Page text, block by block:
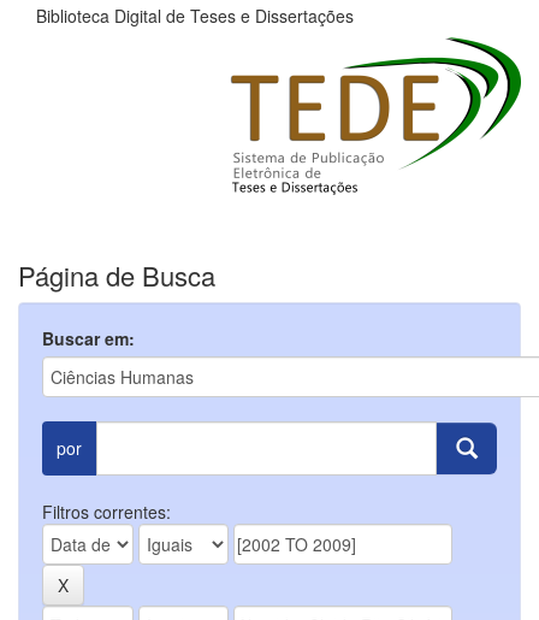
Biblioteca Digital de Teses e Dissertações
Página de Busca
Buscar em:
por
Filtros correntes: